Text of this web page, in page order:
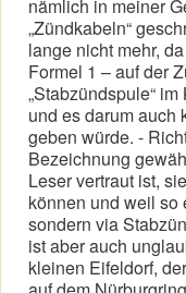
nämlich in meiner
„Zündkabeln“
lange nicht mehr,
Formel 1 – auf der
„Stabzündspule“
und es darum auch
geben würde. -
Bezeichnung
Leser vertraut ist,
können und weil so
sondern via
ist aber auch
kleinen Eifeldorf,